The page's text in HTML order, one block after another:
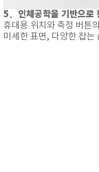
5、인체공학을 기반으로
휴대용 위치와 측정 버튼
미세한 표면, 다양한 잡는